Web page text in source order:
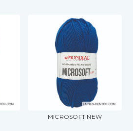
MICROSOFT NEW